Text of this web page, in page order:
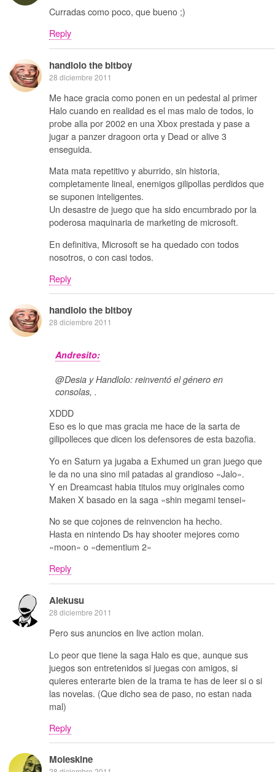
Curradas como poco, que bueno ;)
Reply
handlolo the bitboy
28 diciembre 2011
Me hace gracia como ponen en un pedestal al primer
Halo cuando en realidad es el mas malo de todos, lo
probe alla por 2002 en una Xbox prestada y pase a
jugar a panzer dragoon orta y Dead or alive 3
enseguida.
Mata mata repetitivo y aburrido, sin historia,
completamente lineal, enemigos gilipollas perdidos que
se suponen inteligentes.
Un desastre de juego que ha sido encumbrado por la
poderosa maquinaria de marketing de microsoft.
En definitiva, Microsoft se ha quedado con todos
nosotros, o con casi todos.
Reply
handlolo the bitboy
28 diciembre 2011
Andresito:
@Desia y Handlolo: reinventó el género en
consolas, .
XDDD
Eso es lo que mas gracia me hace de la sarta de
gilipolleces que dicen los defensores de esta bazofia.
Yo en Saturn ya jugaba a Exhumed un gran juego que
le da no una sino mil patadas al grandioso «Jalo».
Y en Dreamcast habia titulos muy originales como
Maken X basado en la saga «shin megami tensei»
No se que cojones de reinvencion ha hecho.
Hasta en nintendo Ds hay shooter mejores como
«moon» o «dementium 2»
Reply
Alekusu
28 diciembre 2011
Pero sus anuncios en live action molan.
Lo peor que tiene la saga Halo es que, aunque sus
juegos son entretenidos si juegas con amigos, si
quieres enterarte bien de la trama te has de leer si o si
las novelas. (Que dicho sea de paso, no estan nada
mal)
Reply
Moleskine